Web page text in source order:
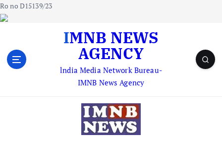
Ro no D15139/23
IMNB NEWS
AGENCY
lndia Media Network Bureau-
IMNB News Agency